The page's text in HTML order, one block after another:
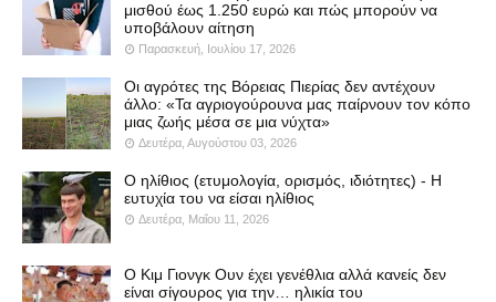
μισθού έως 1.250 ευρώ και πώς μπορούν να
υποβάλουν αίτηση
Παρασκευή, Ιουλίου 17, 2026
Οι αγρότες της Βόρειας Πιερίας δεν αντέχουν
άλλο: «Τα αγριογούρουνα μας παίρνουν τον κόπο
μιας ζωής μέσα σε μια νύχτα»
Δευτέρα, Αυγούστου 03, 2026
Ο ηλίθιος (ετυμολογία, ορισμός, ιδιότητες) - Η
ευτυχία του να είσαι ηλίθιος
Δευτέρα, Μαΐου 11, 2026
Ο Κιμ Γιονγκ Ουν έχει γενέθλια αλλά κανείς δεν
είναι σίγουρος για την… ηλικία του